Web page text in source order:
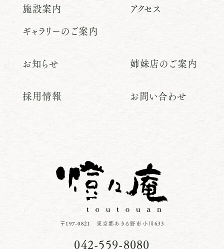
施設案内
アクセス
ギャラリーのご案内
お知らせ 姉妹店のご案内
採用情報 お問い合わせ
〒197-0821 東京都あきる野市小川633
042-559-8080